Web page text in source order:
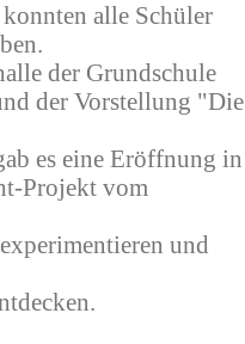
alle Schüler
der Grundschule
der Vorstellung "Die
es eine Eröffnung in
Projekt vom
und